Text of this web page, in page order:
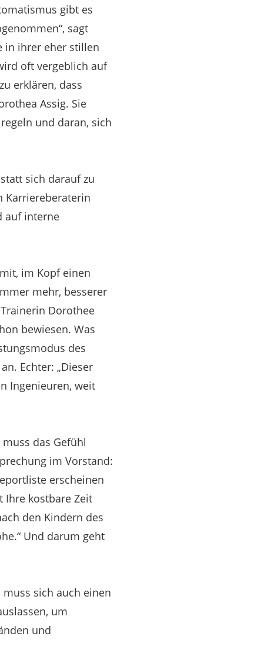
gibt es
sagt
in ihrer eher stillen
oft vergeblich auf
erklären, dass
Assig. Sie
und daran, sich
sich darauf zu
Karriereberaterin
auf interne
im Kopf einen
mehr, besserer
Dorothee
bewiesen. Was
des
Echter: „Dieser
Ingenieuren, weit
das Gefühl
im Vorstand:
erscheinen
Ihre kostbare Zeit
den Kindern des
Und darum geht
sich auch einen
um
und